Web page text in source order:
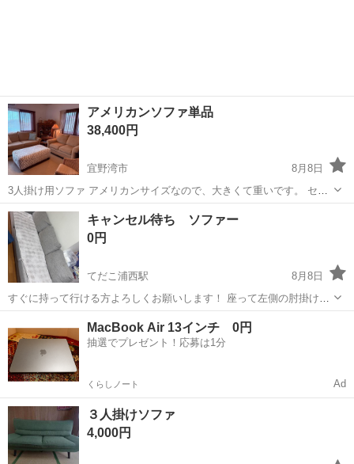
アメリカンソファ単品
38,400円
宜野湾市
8月8日
3人掛け用ソファ アメリカンサイズなので、大きくて重いです。 セッ
トで3000ドル以上のいい物です。 目立った汚れは有りません。 単品
販売。 3人掛け 48,000円 幅210 奥95 高95 2人掛け 販売済み
沖縄 宜野湾市
キャンセル待ち ソファー
0円
てだこ浦西駅
8月8日
すぐに持って行ける方よろしくお願いします！ 座って左側の肘掛けが
中身だけ壊れています 使用する分には問題ありません。 写真にて判断
お願いします！ 追加でオットマンもセットです
ソファ
MacBook Air 13インチ 0円
抽選でプレゼント！応募は1分
くらしノート Ad
３人掛けソファ
4,000円